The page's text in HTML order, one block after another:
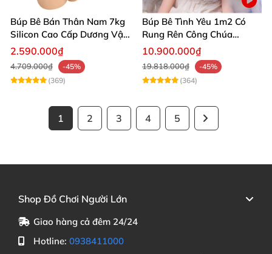
Búp Bê Bán Thân Nam 7kg
Silicon Cao Cấp Dương Vật
Giả Chân Thật Thiết Kế Cơ
Bắp Quyến Rũ
2.590.000₫
4.709.000₫
-45%
(369)
Búp Bê Tình Yêu 1m2 Có
Rung Rên Công Chúa
Anime Xinh Đẹp
10.900.000₫
19.818.000₫
-45%
(364)
1 2 3 4 5
Shop Đồ Chơi Người Lớn
Giao hàng cả đêm 24/24
Hotline: 0938411000